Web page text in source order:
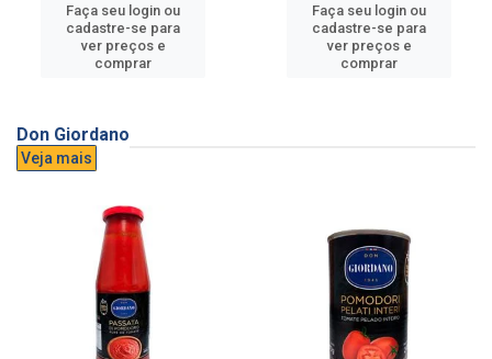
Faça seu login ou
cadastre-se para
ver preços e
comprar
Faça seu login ou
cadastre-se para
ver preços e
comprar
Don Giordano
Veja mais